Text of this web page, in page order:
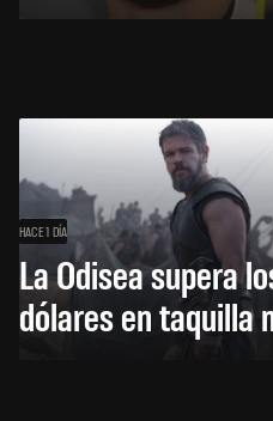
HACE 1 DÍA
La Odisea supera
dólares en taquilla